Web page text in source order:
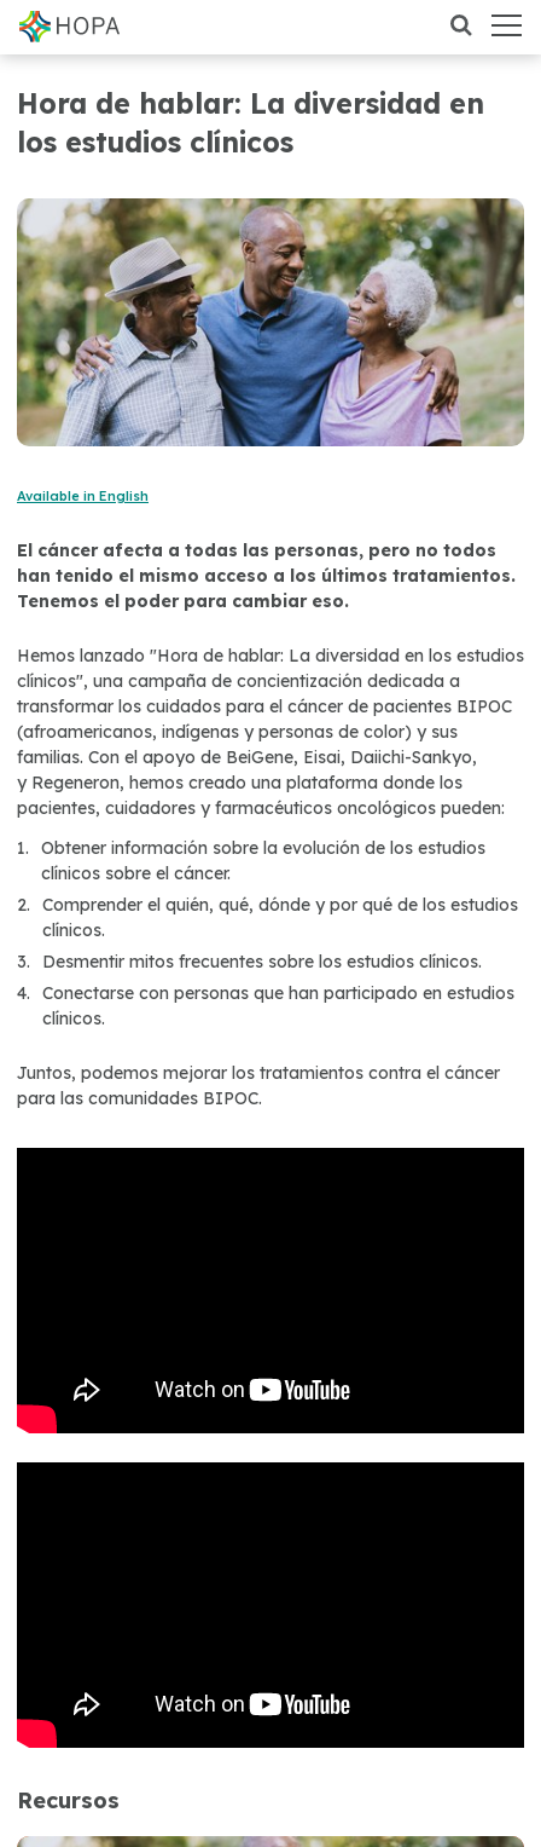
Hora de hablar: La diversidad en
los estudios clínicos
Available in English
El cáncer afecta a todas las personas, pero no todos
han tenido el mismo acceso a los últimos tratamientos.
Tenemos el poder para cambiar eso.
Hemos lanzado "Hora de hablar: La diversidad en los estudios
clínicos", una campaña de concientización dedicada a
transformar los cuidados para el cáncer de pacientes BIPOC
(afroamericanos, indígenas y personas de color) y sus
familias. Con el apoyo de BeiGene, Eisai, Daiichi-Sankyo,
y Regeneron, hemos creado una plataforma donde los
pacientes, cuidadores y farmacéuticos oncológicos pueden:
Obtener información sobre la evolución de los estudios
clínicos sobre el cáncer.
Comprender el quién, qué, dónde y por qué de los estudios
clínicos.
Desmentir mitos frecuentes sobre los estudios clínicos.
Conectarse con personas que han participado en estudios
clínicos.
Juntos, podemos mejorar los tratamientos contra el cáncer
para las comunidades BIPOC.
Recursos